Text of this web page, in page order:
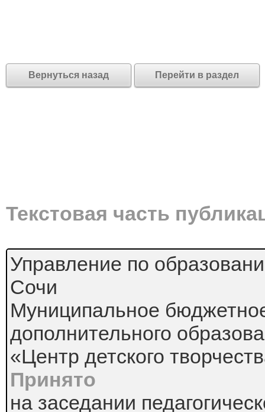
Вернуться назад Перейти в раздел
Текстовая часть
Управление по
Сочи
Муниципальное
дополнительного
«Центр детского
Принято
на заседании